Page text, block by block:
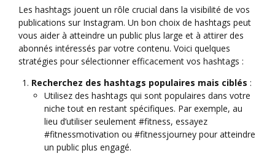
Les hashtags jouent un rôle crucial dans la visibilité de vos
publications sur Instagram. Un bon choix de hashtags peut
vous aider à atteindre un public plus large et à attirer des
abonnés intéressés par votre contenu. Voici quelques
stratégies pour sélectionner efficacement vos hashtags :
Recherchez des hashtags populaires mais ciblés :
Utilisez des hashtags qui sont populaires dans votre
niche tout en restant spécifiques. Par exemple, au
lieu d’utiliser seulement #fitness, essayez
#fitnessmotivation ou #fitnessjourney pour atteindre
un public plus engagé.